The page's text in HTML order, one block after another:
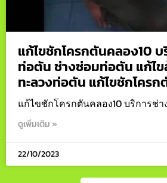
แก้ไขชักโครกตันคลอง10 บ
ท่อตัน ช่างซ่อมท่อตัน แก้ไ
ทะลวงท่อตัน แก้ไขชักโครก
แก้ไขชักโครกตันคลอง10 บริการช่
ดูเพิ่มเติม »
22/10/2023